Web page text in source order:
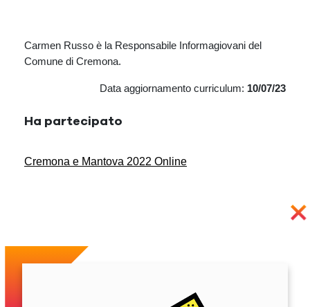
Carmen Russo è la Responsabile Informagiovani del
Comune di Cremona.
Data aggiornamento curriculum: 10/07/23
Ha partecipato
Cremona e Mantova 2022 Online